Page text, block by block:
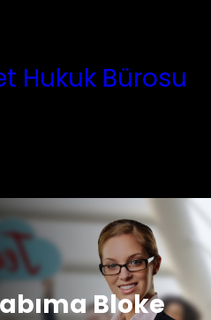
Hukuk Bürosu
Bloke